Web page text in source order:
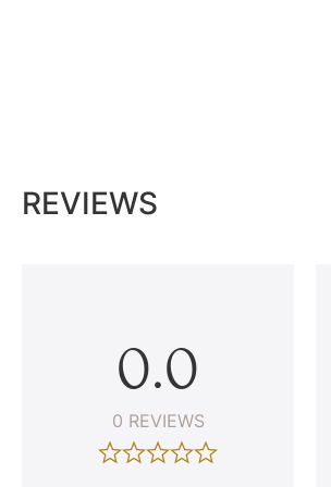
REVIEWS
0.0
0 REVIEWS